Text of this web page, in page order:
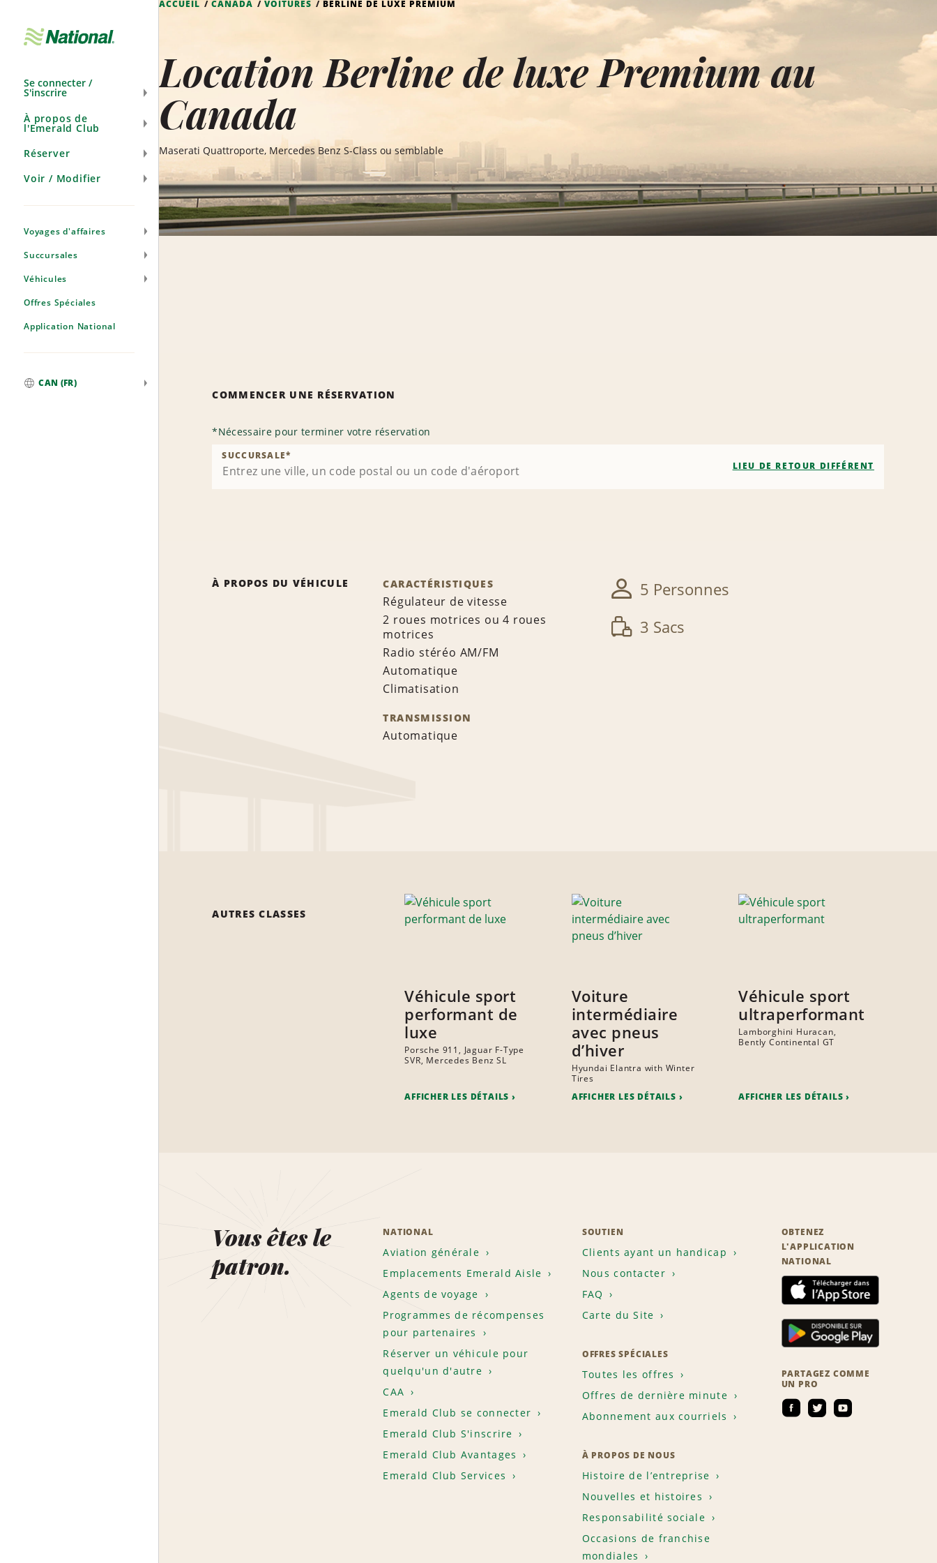
navigation
Se connecter /
S'inscrire
À propos de
l'Emerald Club
Réserver
Voir / Modifier
Voyages d'affaires
Succursales
Véhicules
Offres Spéciales
Application National
CAN (FR)
ACCUEIL CANADA VOITURES BERLINE DE LUXE PREMIUM
Location Berline de luxe Premium au
Canada
Maserati Quattroporte, Mercedes Benz S-Class ou semblable
COMMENCER UNE RÉSERVATION
*Nécessaire pour terminer votre réservation
SUCCURSALE*
LIEU DE RETOUR DIFFÉRENT
À PROPOS DU VÉHICULE CARACTÉRISTIQUES
Régulateur de vitesse
2 roues motrices ou 4 roues
motrices
Radio stéréo AM/FM
Automatique
Climatisation
TRANSMISSION
Automatique
5 Personnes
3 Sacs
AUTRES CLASSES
Véhicule sport
performant de
luxe
Porsche 911, Jaguar F-Type
SVR, Mercedes Benz SL
AFFICHER LES DÉTAILS
Voiture
intermédiaire
avec pneus
d’hiver
Hyundai Elantra with Winter
Tires
AFFICHER LES DÉTAILS
Véhicule sport
ultraperformant
Lamborghini Huracan,
Bently Continental GT
AFFICHER LES DÉTAILS
Vous êtes le
patron.
NATIONAL
Aviation générale
Emplacements Emerald Aisle
Agents de voyage
Programmes de récompenses
pour partenaires
Réserver un véhicule pour
quelqu'un d'autre
CAA
Emerald Club se connecter
Emerald Club S'inscrire
Emerald Club Avantages
Emerald Club Services
SOUTIEN
Clients ayant un handicap
Nous contacter
FAQ
Carte du Site
OFFRES SPÉCIALES
Toutes les offres
Offres de dernière minute
Abonnement aux courriels
À PROPOS DE NOUS
Histoire de l’entreprise
Nouvelles et histoires
Responsabilité sociale
Occasions de franchise
mondiales
OBTENEZ
L'APPLICATION
NATIONAL
PARTAGEZ COMME
UN PRO